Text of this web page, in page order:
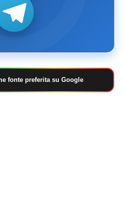
fonte preferita su Google